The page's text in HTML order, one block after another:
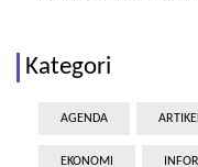
Kategori
AGENDA
EKONOMI